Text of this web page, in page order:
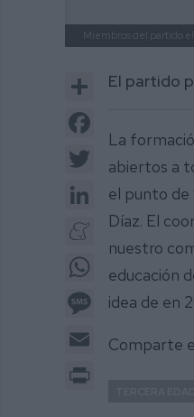
Miembros del partido
Share
Twitter
LinkedIn
Meneame
WhatsApp
Message
El partido
La
abiertos a
el punto de
Díaz. El
nuestro
educación
idea de en
Comparte